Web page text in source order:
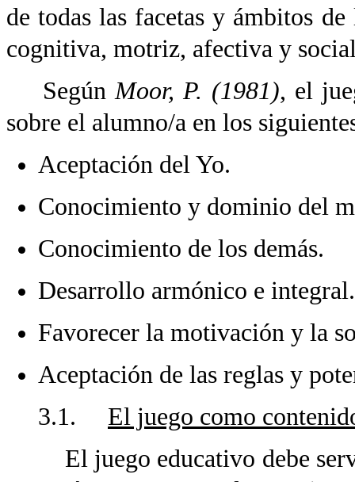
de todas las facetas y ámbitos
cognitiva, motriz, afectiva y
SegúnMoor, P. (1981), el
sobre el alumno/a en los
Aceptación del Yo.
Conocimiento y dominio del
Conocimiento de los demás.
Desarrollo armónico e integral.
Favorecer la motivación y la
Aceptación de las reglas y
3.1. El juego como
El juego educativo debe